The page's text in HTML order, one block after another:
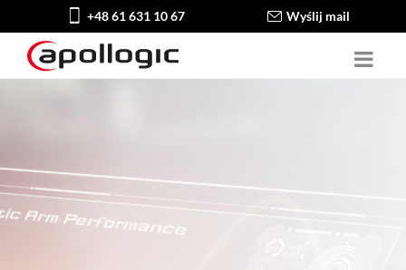
+48 61 631 10 67 Wyślij mail